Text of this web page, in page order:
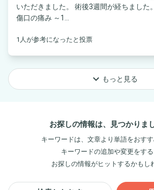
いただきました。 術後3週間が経ちました。 術後～1週間は
傷口の痛み ～1...
1人が参考になったと投票
keyboard_arrow_down もっと見る
お探しの情報は、見つかりま
キーワードは、文章より単語をおすす
キーワードの追加や変更をする
お探しの情報がヒットするかもし